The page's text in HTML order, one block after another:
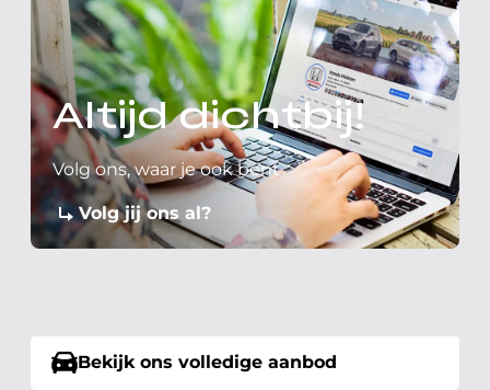
Altijd dichtbij!
Volg ons, waar je ook bent
Volg jij ons al?
Bekijk ons volledige aanbod